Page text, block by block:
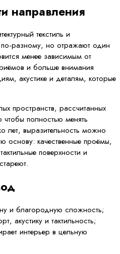
направления
текстиль и
разному, но отражают один
менее зависимым от
и больше внимания
акустике и деталям, которые
пространств, рассчитанных
полностью менять
лет, выразительность можно
основу: качественные проёмы,
поверхности и
и благородную сложность;
акустику и тактильность;
интерьер в цельную